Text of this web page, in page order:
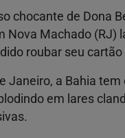
chocante de Dona
Nova Machado (RJ)
roubar seu
Janeiro, a Bahia
em lares